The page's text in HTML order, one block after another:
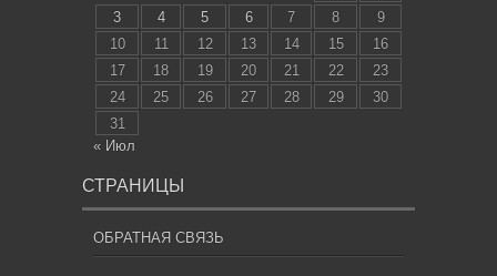
3
4 5 6 7 8
9
10
11 12 13 14 15
16
17
18 19 20 21 22
23
24
25 26 27 28 29
30
31
« Июл
СТРАНИЦЫ
ОБРАТНАЯ СВЯЗЬ